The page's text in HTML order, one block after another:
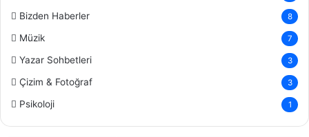
Bizden Haberler 8
Müzik 7
Yazar Sohbetleri 3
Çizim & Fotoğraf 3
Psikoloji 1